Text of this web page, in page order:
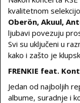
kvalitetnom
Oberön, Akuul,
ljubavi povezuju
Svi su uključeni u
kako i zašto je
FRENKIE feat.
Jedan od najboljih
albume, suradnje i